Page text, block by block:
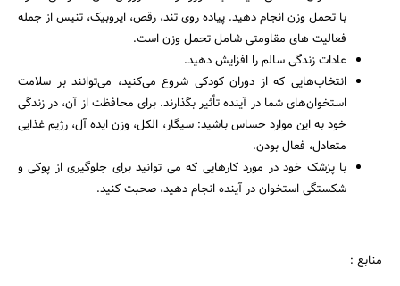
با تحمل وزن انجام دهید. پیاده روی تند، رقص، ایروبیک، تنیس از جمله
فعالیت های مقاومتی شامل تحمل وزن است.
عادات زندگی سالم را افزایش دهید.
انتخاب‌هایی که از دوران کودکی شروع می‌کنید، می‌توانند بر سلامت
استخوان‌های شما در آینده تأثیر بگذارند. برای محافظت از آن، در زندگی
خود به این موارد حساس باشید:‌ سیگار، الکل، وزن ایده آل، رژیم غذایی
متعادل، فعال بودن.
با پزشک خود در مورد کارهایی که می توانید برای جلوگیری از پوکی و
شکستگی استخوان در آینده انجام دهید، صحبت کنید.
منابع :‌